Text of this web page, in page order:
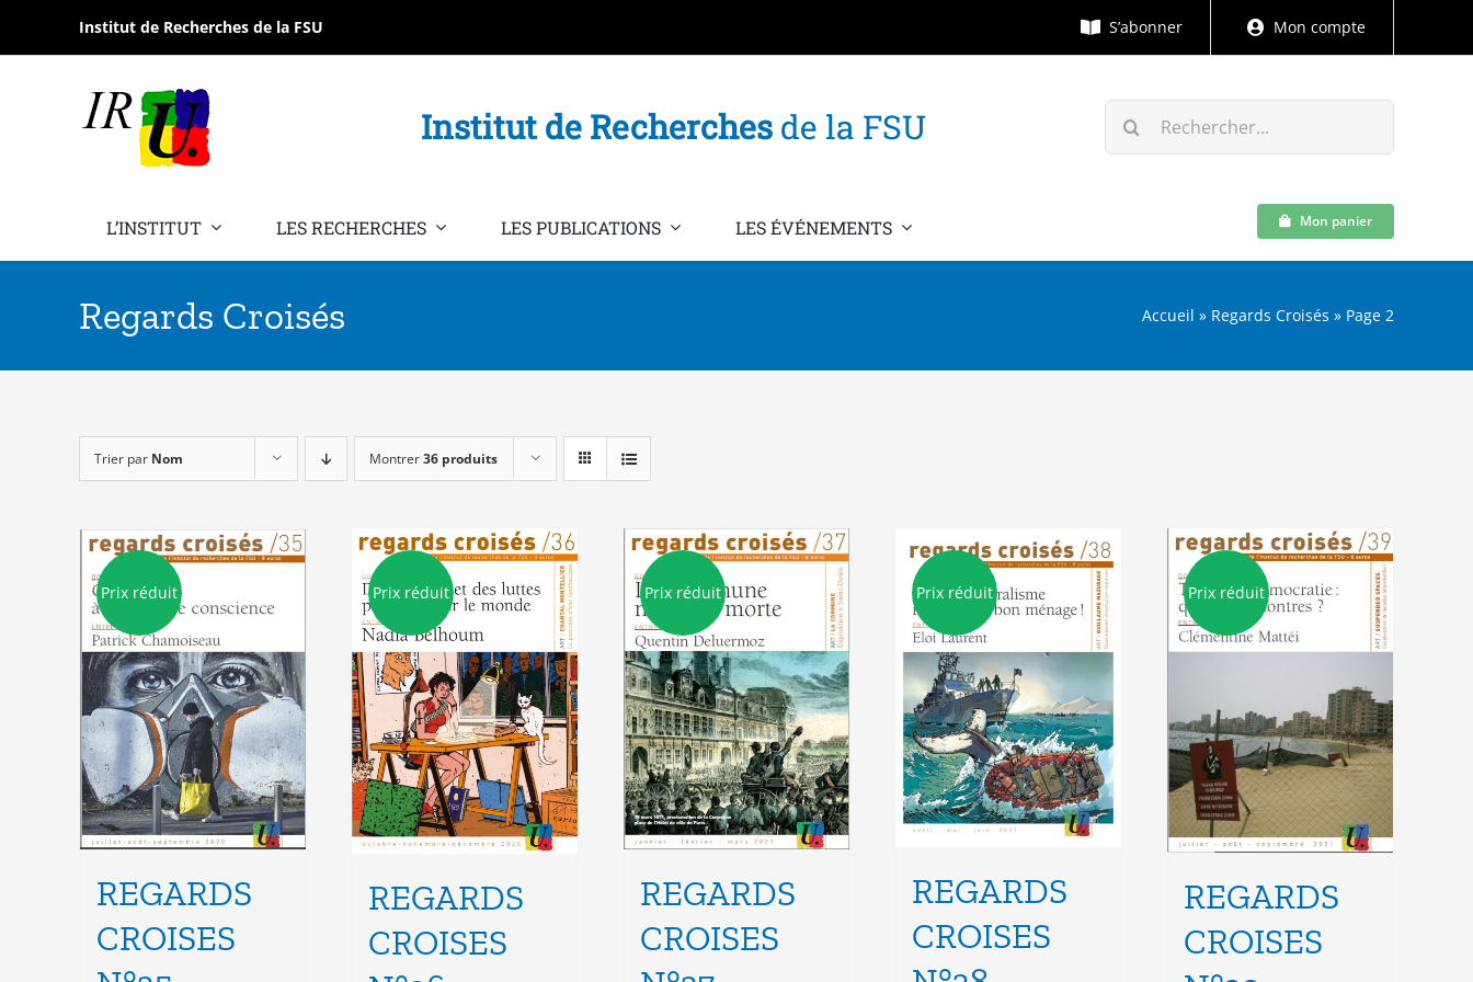
contenu
Institut de Recherches de la FSU S’abonner Mon compte
Institut de Recherchesde la FSU Rechercher:
L’INSTITUT LES RECHERCHES LES PUBLICATIONS LES ÉVÉNEMENTS Mon panier
Regards Croisés Accueil » Regards Croisés » Page 2
Trier par Nom Montrer36 produits
Prix réduit
REGARDS
CROISES
Prix réduit
REGARDS
CROISES
Prix réduit
REGARDS
CROISES
Prix réduit
REGARDS
CROISES
Prix réduit
REGARDS
CROISES